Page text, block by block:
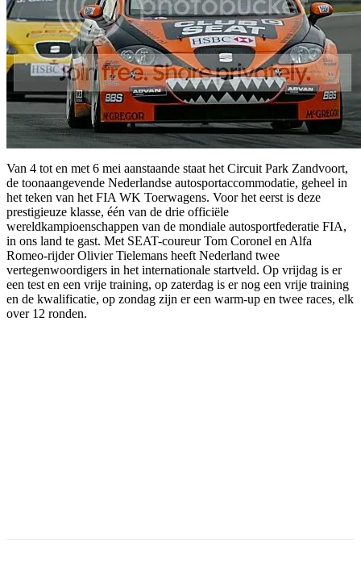
Van 4 tot en met 6 mei aanstaande staat het Circuit Park Zandvoort,
de toonaangevende Nederlandse autosportaccommodatie, geheel in
het teken van het FIA WK Toerwagens. Voor het eerst is deze
prestigieuze klasse, één van de drie officiële
wereldkampioenschappen van de mondiale autosportfederatie FIA,
in ons land te gast. Met SEAT-coureur Tom Coronel en Alfa
Romeo-rijder Olivier Tielemans heeft Nederland twee
vertegenwoordigers in het internationale startveld. Op vrijdag is er
een test en een vrije training, op zaterdag is er nog een vrije training
en de kwalificatie, op zondag zijn er een warm-up en twee races, elk
over 12 ronden.